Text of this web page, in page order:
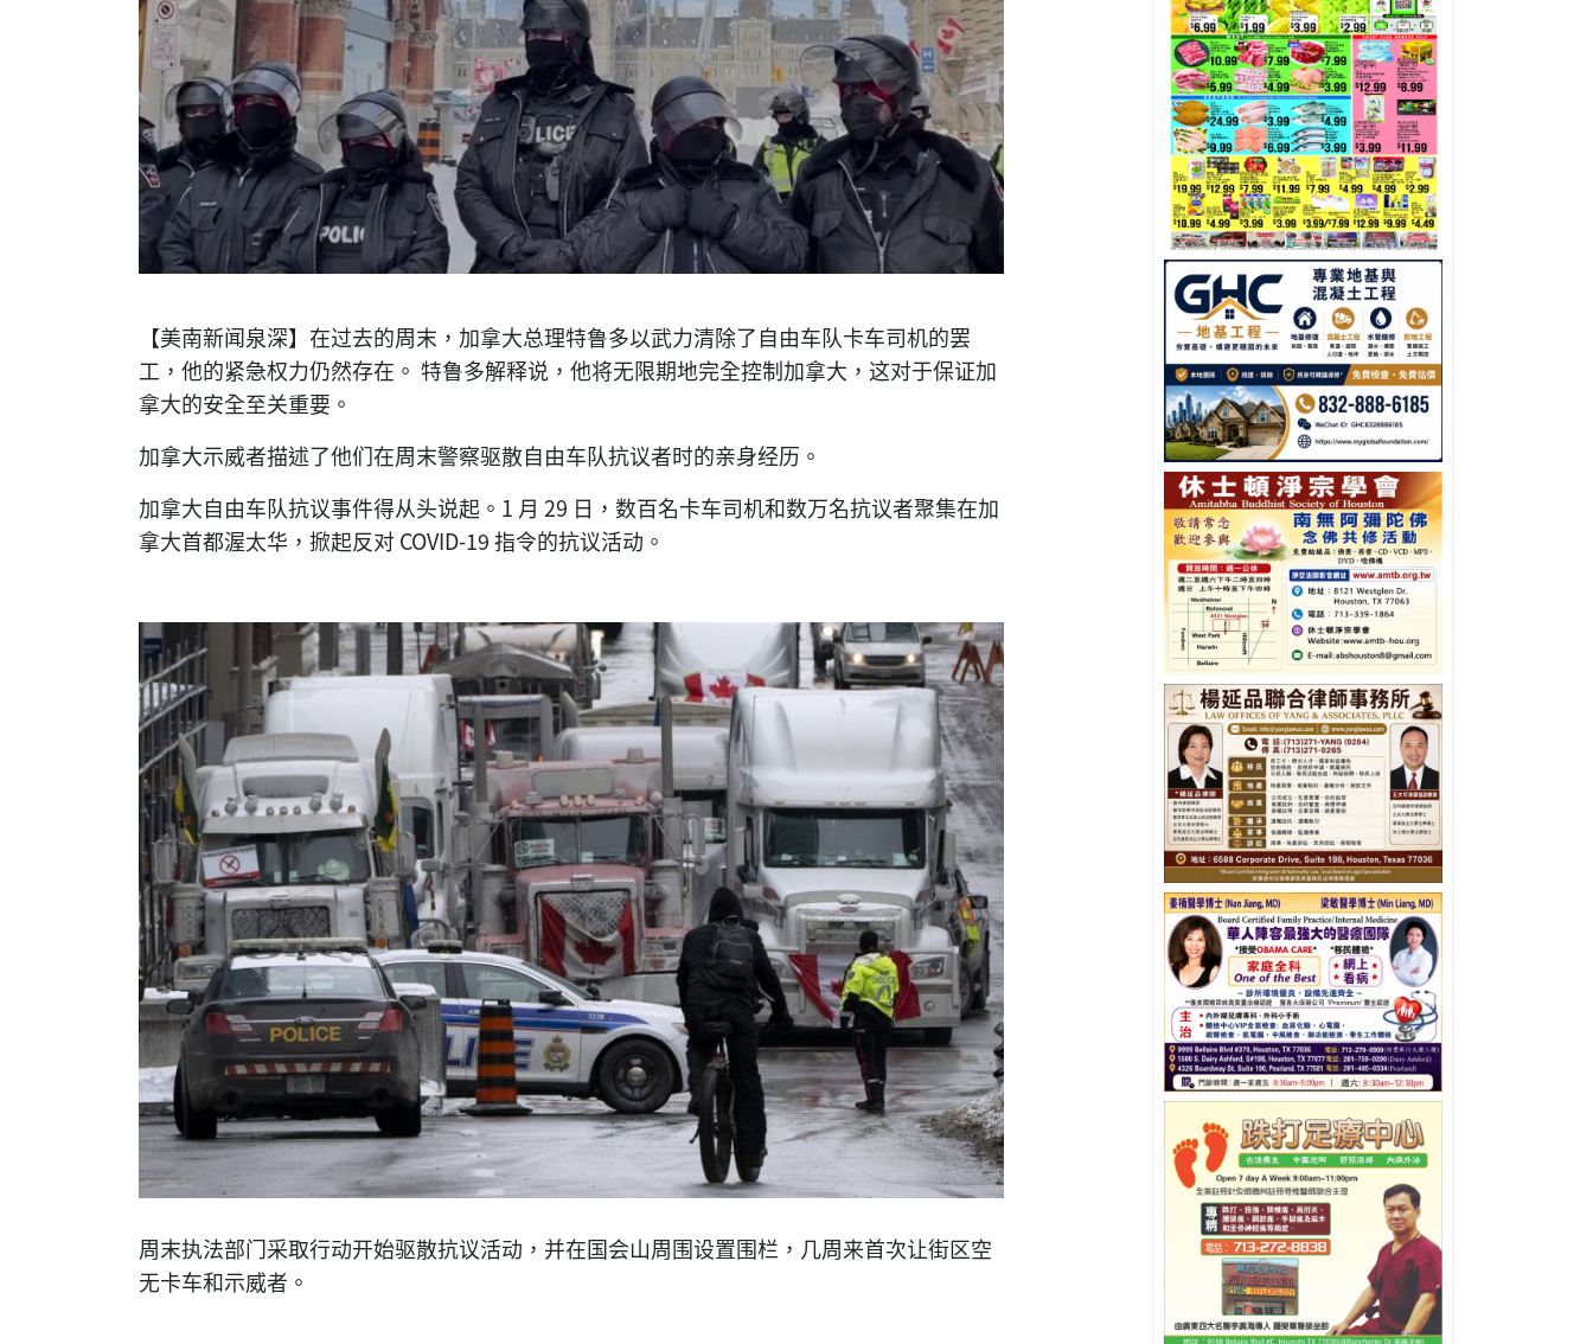
【美南新闻泉深】 在过去的周末，加拿大总理特鲁多以武力清除了自由车队卡车司机的罢
工，他的紧急权力仍然存在。 特鲁多解释说，他将无限期地完全控制加拿大，这对于保证加
拿大的安全至关重要。
加拿大示威者描述了他们在周末警察驱散自由车队抗议者时的亲身经历。
加拿大自由车队抗议事件得从头说起。1 月 29 日，数百名卡车司机和数万名抗议者聚集在加
拿大首都渥太华，掀起反对 COVID-19 指令的抗议活动。
周末执法部门采取行动开始驱散抗议活动，并在国会山周围设置围栏，几周来首次让街区空
无卡车和示威者。